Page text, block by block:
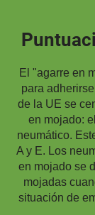
El "agarre en
para
de la UE se
en mojado:
neumático.
A y E. Los
en mojado se
mojadas
situación de